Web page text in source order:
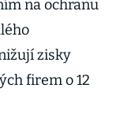
na ochranu
zisky
firem o 12